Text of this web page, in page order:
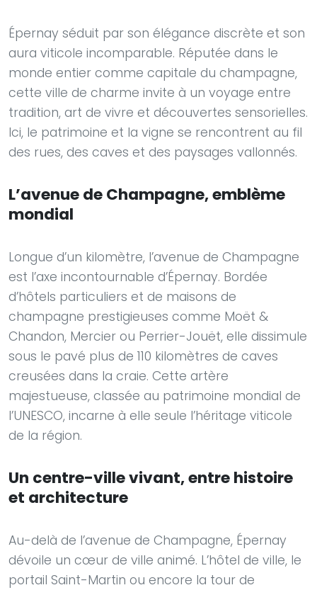
Épernay séduit par son élégance discrète et son
aura viticole incomparable. Réputée dans le
monde entier comme capitale du champagne,
cette ville de charme invite à un voyage entre
tradition, art de vivre et découvertes sensorielles.
Ici, le patrimoine et la vigne se rencontrent au fil
des rues, des caves et des paysages vallonnés.
L’avenue de Champagne, emblème
mondial
Longue d’un kilomètre, l’avenue de Champagne
est l’axe incontournable d’Épernay. Bordée
d’hôtels particuliers et de maisons de
champagne prestigieuses comme Moët &
Chandon, Mercier ou Perrier-Jouët, elle dissimule
sous le pavé plus de 110 kilomètres de caves
creusées dans la craie. Cette artère
majestueuse, classée au patrimoine mondial de
l’UNESCO, incarne à elle seule l’héritage viticole
de la région.
Un centre-ville vivant, entre histoire
et architecture
Au-delà de l’avenue de Champagne, Épernay
dévoile un cœur de ville animé. L’hôtel de ville, le
portail Saint-Martin ou encore la tour de